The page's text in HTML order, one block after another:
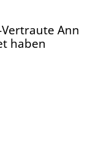
Ann
haben